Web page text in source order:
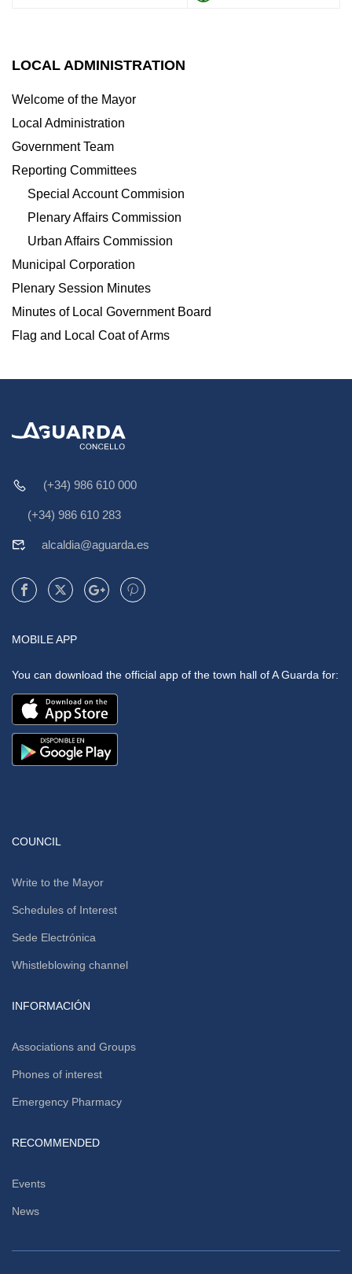
LOCAL ADMINISTRATION
Welcome of the Mayor
Local Administration
Government Team
Reporting Committees
Special Account Commision
Plenary Affairs Commission
Urban Affairs Commission
Municipal Corporation
Plenary Session Minutes
Minutes of Local Government Board
Flag and Local Coat of Arms
(+34) 986 610 000
(+34) 986 610 283
alcaldia@aguarda.es
MOBILE APP
You can download the official app of the town hall of A Guarda for:
COUNCIL
Write to the Mayor
Schedules of Interest
Sede Electrónica
Whistleblowing channel
INFORMACIÓN
Associations and Groups
Phones of interest
Emergency Pharmacy
RECOMMENDED
Events
News